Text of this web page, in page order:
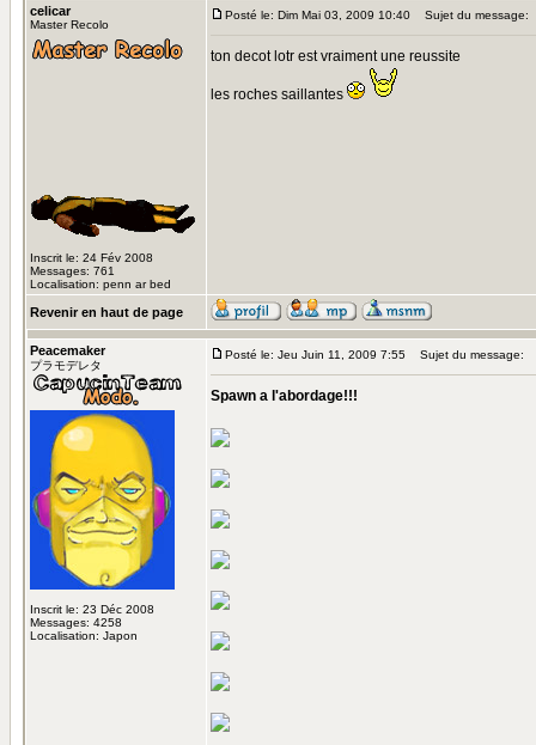
celicar
Master Recolo
Inscrit le: 24 Fév 2008
Messages: 761
Localisation: penn ar bed
Posté le: Dim Mai 03, 2009 10:40 Sujet du message:
ton decot lotr est vraiment une reussite
les roches saillantes
Revenir en haut de page
Peacemaker
プラモデレタ
Inscrit le: 23 Déc 2008
Messages: 4258
Localisation: Japon
Posté le: Jeu Juin 11, 2009 7:55 Sujet du message:
Spawn a l'abordage!!!